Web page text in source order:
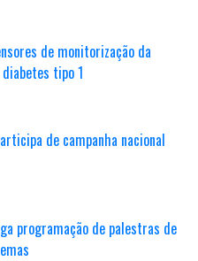
de monitorização da
tipo 1
de campanha nacional
programação de palestras de